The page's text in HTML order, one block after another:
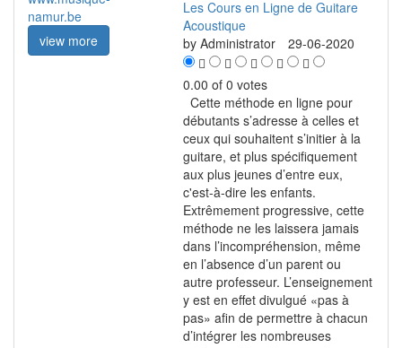
view more
Les Cours en Ligne de Guitare
Acoustique
byAdministrator 29-06-2020
0.00 of 0 votes
Cette méthode en ligne pour
débutants s’adresse à celles et
ceux qui souhaitent s’initier à la
guitare, et plus spécifiquement
aux plus jeunes d’entre eux,
c'est-à-dire les enfants.
Extrêmement progressive, cette
méthode ne les laissera jamais
dans l’incompréhension, même
en l’absence d’un parent ou
autre professeur. L’enseignement
y est en effet divulgué «pas à
pas» afin de permettre à chacun
d’intégrer les nombreuses